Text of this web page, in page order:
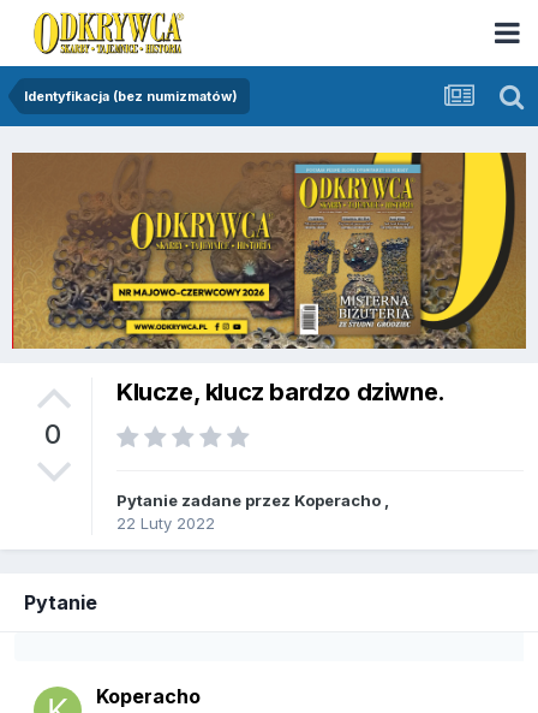
Identyfikacja (bez numizmatów)
0
Klucze, klucz bardzo dziwne.
Pytanie zadane przez Koperacho
22 Luty 2022
Pytanie
Koperacho